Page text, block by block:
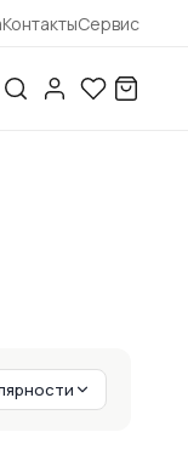
КонтактыСервис